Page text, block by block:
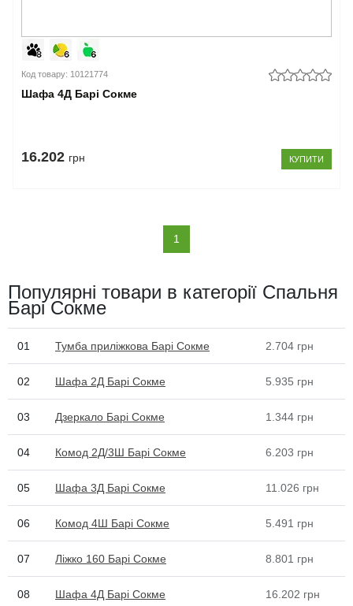
Код товару: 10121774
Шафа 4Д Барі Сокме
16.202 грн КУПИТИ
1
Популярні товари в категорії Спальня
Барі Сокме
01 Тумба приліжкова Барі Сокме 2.704 грн
02 Шафа 2Д Барі Сокме 5.935 грн
03 Дзеркало Барі Сокме 1.344 грн
04 Комод 2Д/3Ш Барі Сокме 6.203 грн
05 Шафа 3Д Барі Сокме 11.026 грн
06 Комод 4Ш Барі Сокме 5.491 грн
07 Ліжко 160 Барі Сокме 8.801 грн
08 Шафа 4Д Барі Сокме 16.202 грн